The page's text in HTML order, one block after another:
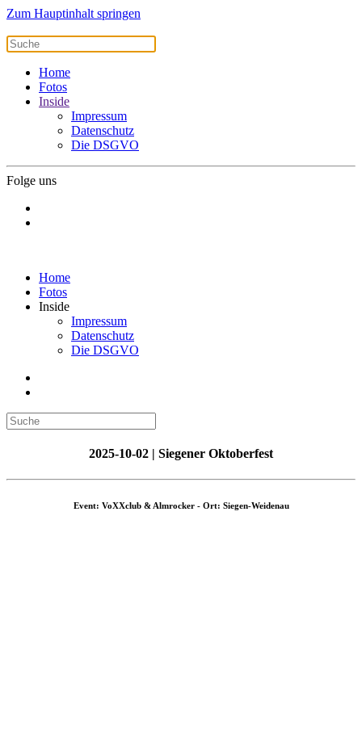
Zum Hauptinhalt springen
Home
Fotos
Inside
Impressum
Datenschutz
Die DSGVO
Folge uns
Home
Fotos
Inside
Impressum
Datenschutz
Die DSGVO
2025-10-02 | Siegener Oktoberfest
Event: VoXXclub & Almrocker - Ort: Siegen-Weidenau